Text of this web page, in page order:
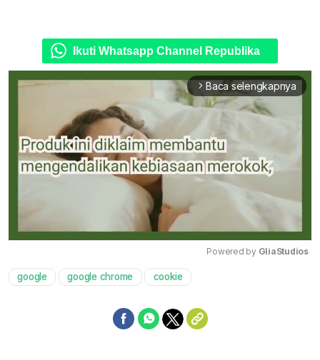
Ikuti Whatsapp Channel Republika
arrow_forward_ios Baca selengkapnya
Powered by GliaStudios
google google chrome cookie